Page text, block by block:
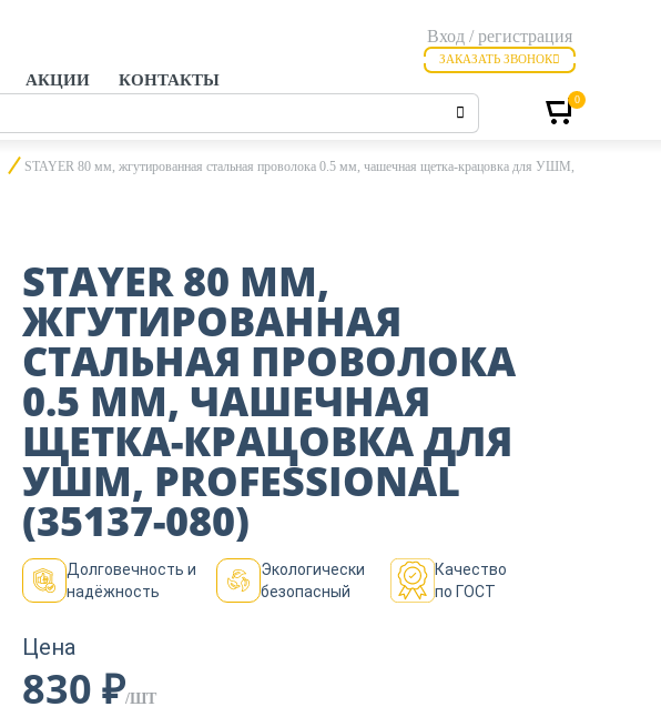
АКЦИИ КОНТАКТЫ
Вход / регистрация
ЗАКАЗАТЬ ЗВОНОК
0
STAYER 80 мм, жгутированная стальная проволока 0.5 мм, чашечная щетка-крацовка для УШМ,
STAYER 80 ММ,
ЖГУТИРОВАННАЯ
СТАЛЬНАЯ ПРОВОЛОКА
0.5 ММ, ЧАШЕЧНАЯ
ЩЕТКА-КРАЦОВКА ДЛЯ
УШМ, PROFESSIONAL
(35137-080)
Долговечность и
надёжность
Экологически
безопасный
Качество
по ГОСТ
Цена
830 ₽/ШТ